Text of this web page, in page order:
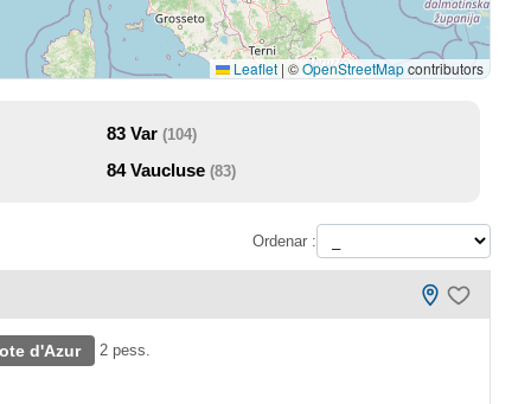
Leaflet | ©OpenStreetMapcontributors
83 Var (104)
84 Vaucluse (83)
Ordenar :
d'Azur 2 pess.